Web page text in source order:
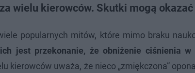
wielu kierowców. Skutki mogą
popularnych mitów, które mimo braku
jest przekonanie, że obniżenie ciśnienia w
kierowców uważa, że nieco „zmiękczona”